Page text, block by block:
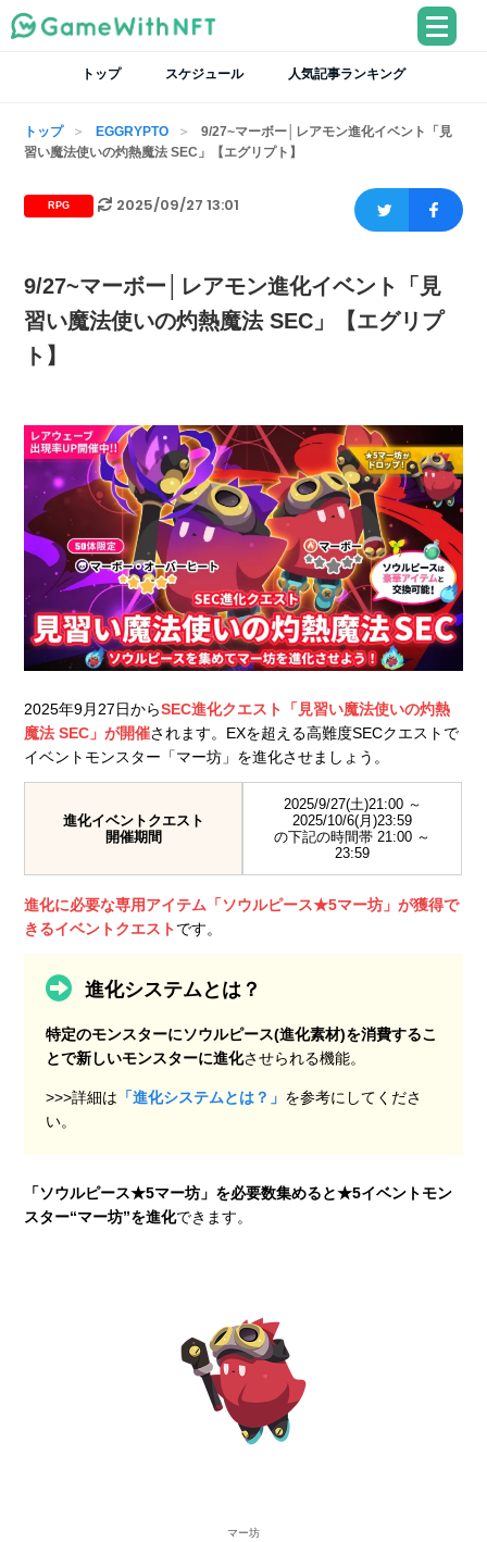
トップ スケジュール 人気記事ランキング
トップ EGGRYPTO
9/27~マーボー│レアモン進化イベント「見
習い魔法使いの灼熱魔法 SEC」【エグリプト】
RPG 2025/09/27 13:01
9/27~マーボー│レアモン進化イベント「見
習い魔法使いの灼熱魔法 SEC」【エグリプ
ト】
2025年9月27日からSEC進化クエスト「見習い魔法使いの灼熱
魔法 SEC」が開催されます。EXを超える高難度SECクエストで
イベントモンスター「マー坊」を進化させましょう。
進化イベントクエスト
開催期間
2025/9/27(土)21:00 ～
2025/10/6(月)23:59
の下記の時間帯 21:00 ～
23:59
進化に必要な専用アイテム「ソウルピース★5マー坊」が獲得で
きるイベントクエスト です。
進化システムとは？
特定のモンスターにソウルピース(進化素材)を消費するこ
とで新しいモンスターに進化させられる機能。
>>>詳細は 「進化システムとは？」 を参考にしてくださ
い。
「ソウルピース★5マー坊」を必要数集めると★5イベントモン
スター“マー坊”を進化できます。
マー坊